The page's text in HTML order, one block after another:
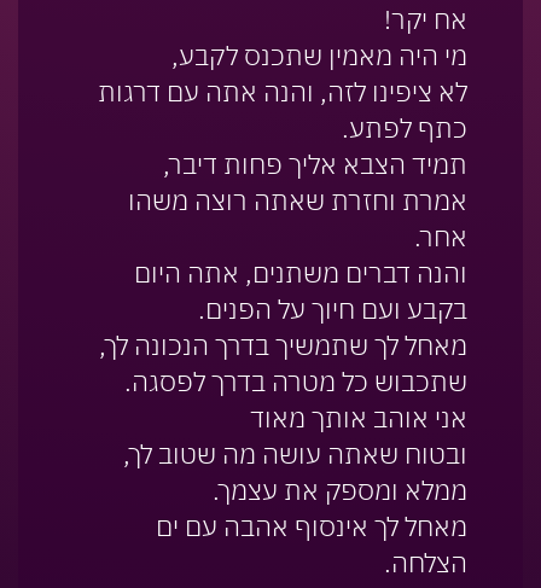
אח יקר!
מי היה מאמין שתכנס לקבע,
לא ציפינו לזה, והנה אתה עם דרגות
כתף לפתע.
תמיד הצבא אליך פחות דיבר,
אמרת וחזרת שאתה רוצה משהו
אחר.
והנה דברים משתנים, אתה היום
בקבע ועם חיוך על הפנים.
מאחל לך שתמשיך בדרך הנכונה לך,
שתכבוש כל מטרה בדרך לפסגה.
אני אוהב אותך מאוד
ובטוח שאתה עושה מה שטוב לך,
ממלא ומספק את עצמך.
מאחל לך אינסוף אהבה עם ים
הצלחה.